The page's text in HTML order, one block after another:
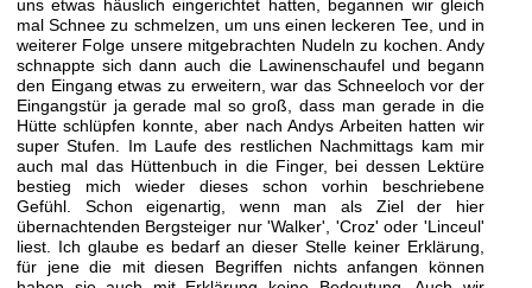
uns etwas häuslich eingerichtet hatten, begannen wir gleich
mal Schnee zu schmelzen, um uns einen leckeren Tee, und in
weiterer Folge unsere mitgebrachten Nudeln zu kochen. Andy
schnappte sich dann auch die Lawinenschaufel und begann
den Eingang etwas zu erweitern, war das Schneeloch vor der
Eingangstür ja gerade mal so groß, dass man gerade in die
Hütte schlüpfen konnte, aber nach Andys Arbeiten hatten wir
super Stufen. Im Laufe des restlichen Nachmittags kam mir
auch mal das Hüttenbuch in die Finger, bei dessen Lektüre
bestieg mich wieder dieses schon vorhin beschriebene
Gefühl. Schon eigenartig, wenn man als Ziel der hier
übernachtenden Bergsteiger nur 'Walker', 'Croz' oder 'Linceul'
liest. Ich glaube es bedarf an dieser Stelle keiner Erklärung,
für jene die mit diesen Begriffen nichts anfangen können